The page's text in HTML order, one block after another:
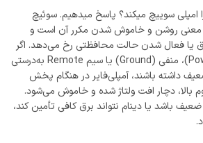
سوییچ میکند؟ پاسخ میدهیم. سوئیچ
معنی روشن و خاموش شدن مکرر آن است و
یا فعال شدن حالت محافظتی رخ می‌دهد. اگر
سیم‌کشی برق مثبت (Power)، منفی (Ground) یا سیم Remote به‌درستی
داشته باشند، آمپلی‌فایر در هنگام پخش
بالا، دچار افت ولتاژ شده و خاموش می‌شود.
باشد یا دینام نتواند برق کافی تأمین کند،